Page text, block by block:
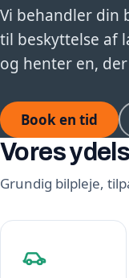
Vi behandler din
til beskyttelse af
og henter en,
Book en tid
Vores
Grundig bilpleje,